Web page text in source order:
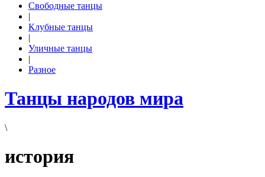
Свободные танцы
|
Клубные танцы
|
Уличные танцы
|
Разное
Танцы народов мира
\
история